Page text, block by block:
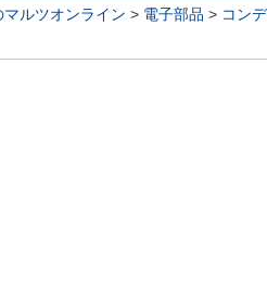
ルツオンライン > 電子部品 > コン